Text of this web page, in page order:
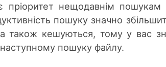
пріоритет нещодавнім пошукам
пошуку значно
також кешуються, тому у вас
пошуку файлу.